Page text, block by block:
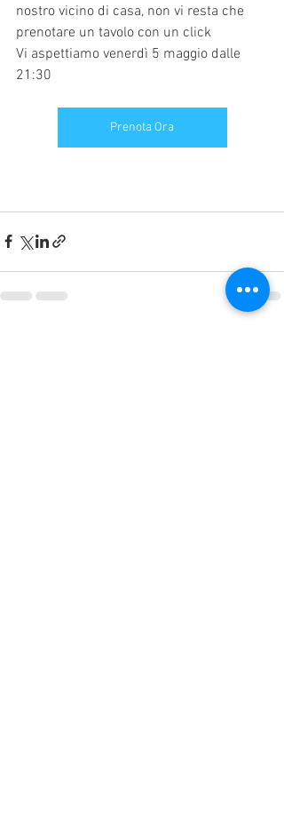
nostro vicino di casa, non vi resta che
prenotare un tavolo con un click
Vi aspettiamo venerdì 5 maggio dalle
21:30
Prenota Ora